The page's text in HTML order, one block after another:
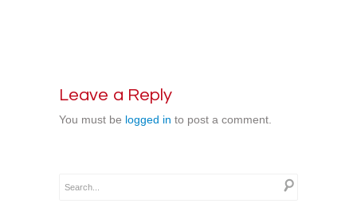
Leave a Reply
You must be logged in to post a comment.